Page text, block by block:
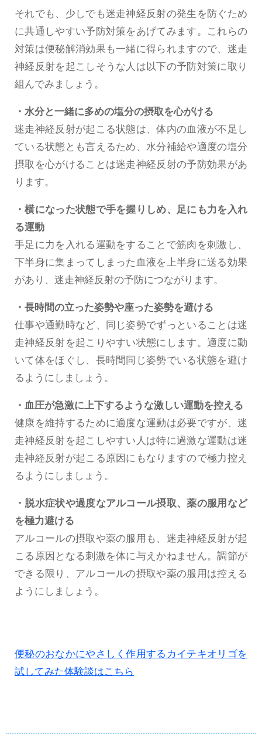
それでも、少しでも迷走神経反射の発生を防ぐため
に共通しやすい予防対策をあげてみます。これらの
対策は便秘解消効果も一緒に得られますので、迷走
神経反射を起こしそうな人は以下の予防対策に取り
組んでみましょう。
・水分と一緒に多めの塩分の摂取を心がける
迷走神経反射が起こる状態は、体内の血液が不足し
ている状態とも言えるため、水分補給や適度の塩分
摂取を心がけることは迷走神経反射の予防効果があ
ります。
・横になった状態で手を握りしめ、足にも力を入れ
る運動
手足に力を入れる運動をすることで筋肉を刺激し、
下半身に集まってしまった血液を上半身に送る効果
があり、迷走神経反射の予防につながります。
・長時間の立った姿勢や座った姿勢を避ける
仕事や通勤時など、同じ姿勢でずっといることは迷
走神経反射を起こりやすい状態にします。適度に動
いて体をほぐし、長時間同じ姿勢でいる状態を避け
るようにしましょう。
・血圧が急激に上下するような激しい運動を控える
健康を維持するために適度な運動は必要ですが、迷
走神経反射を起こしやすい人は特に過激な運動は迷
走神経反射が起こる原因にもなりますので極力控え
るようにしましょう。
・脱水症状や過度なアルコール摂取、薬の服用など
を極力避ける
アルコールの摂取や薬の服用も、迷走神経反射が起
こる原因となる刺激を体に与えかねません。調節が
できる限り、アルコールの摂取や薬の服用は控える
ようにしましょう。
便秘のおなかにやさしく作用するカイテキオリゴを
試してみた体験談はこちら